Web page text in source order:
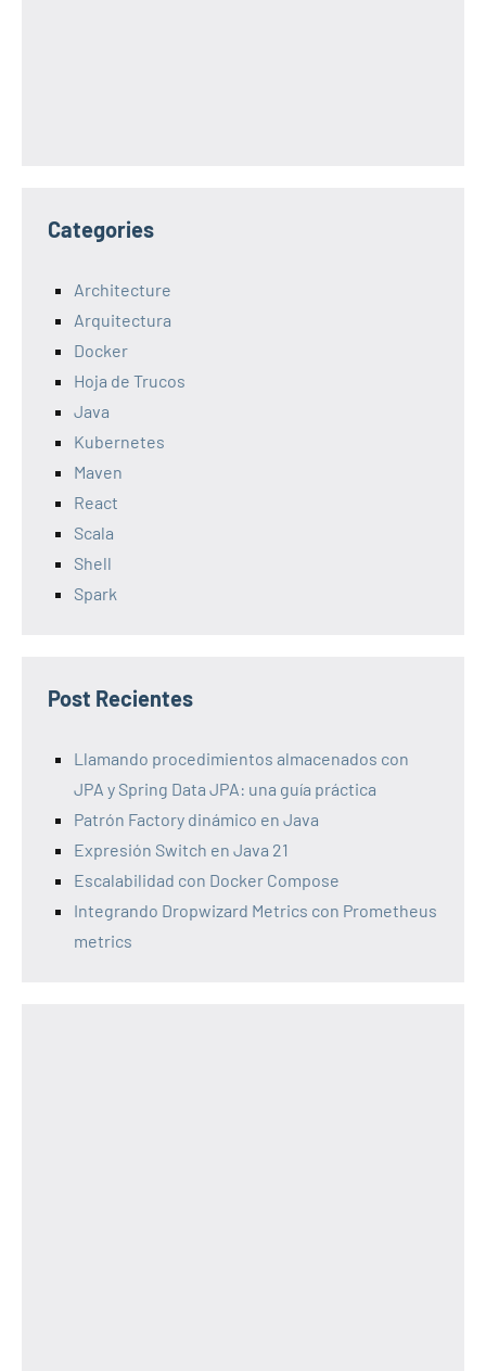
Categories
Architecture
Arquitectura
Docker
Hoja de Trucos
Java
Kubernetes
Maven
React
Scala
Shell
Spark
Post Recientes
Llamando procedimientos almacenados con
JPA y Spring Data JPA: una guía práctica
Patrón Factory dinámico en Java
Expresión Switch en Java 21
Escalabilidad con Docker Compose
Integrando Dropwizard Metrics con Prometheus
metrics